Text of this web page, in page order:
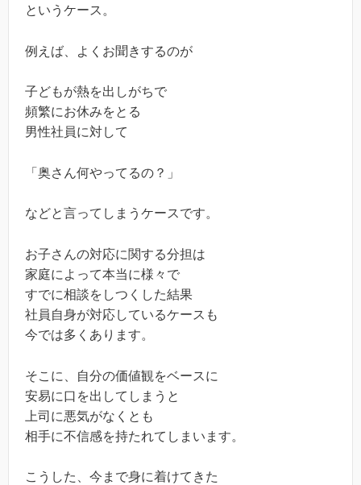
というケース。
例えば、よくお聞きするのが
子どもが熱を出しがちで
頻繁にお休みをとる
男性社員に対して
「奥さん何やってるの？」
などと言ってしまうケースです。
お子さんの対応に関する分担は
家庭によって本当に様々で
すでに相談をしつくした結果
社員自身が対応しているケースも
今では多くあります。
そこに、自分の価値観をベースに
安易に口を出してしまうと
上司に悪気がなくとも
相手に不信感を持たれてしまいます。
こうした、今まで身に着けてきた